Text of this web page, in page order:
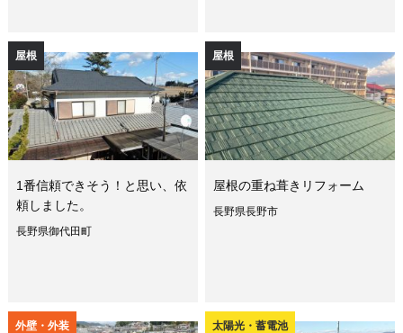
屋根
1番信頼できそう！と思い、依
頼しました。
長野県御代田町
屋根
屋根の重ね葺きリフォーム
長野県長野市
外壁・外装 太陽光・蓄電池